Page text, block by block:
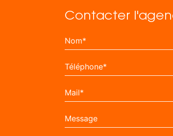
Contacter
Nom*
Téléphone*
Mail*
Message